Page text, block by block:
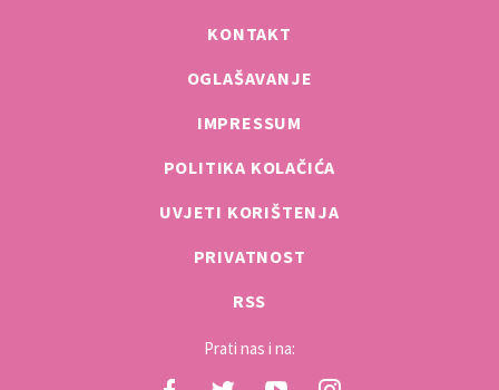
KONTAKT
OGLAŠAVANJE
IMPRESSUM
POLITIKA KOLAČIĆA
UVJETI KORIŠTENJA
PRIVATNOST
RSS
Prati nas i na: